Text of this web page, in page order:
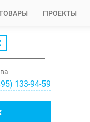
ПРОЕКТЫ
) 133-94-59